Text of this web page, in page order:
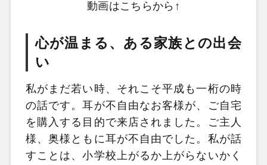
動画はこちらから↑
心が温まる、ある家族との出会
い
私がまだ若い時、それこそ平成も一桁の時
の話です。耳が不自由なお客様が、ご自宅
を購入する目的で来店されました。ご主人
様、奥様ともに耳が不自由でした。私が話
すことは、小学校上がるか上がらないかく